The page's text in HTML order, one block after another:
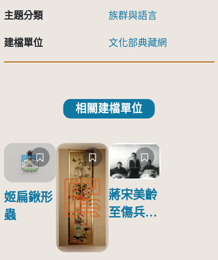
主題分類 族群與語言
建檔單位 文化部典藏網
相關建檔單位
姬扁鍬形
蟲
蔣宋美齡
至傷兵醫
傷日本戰